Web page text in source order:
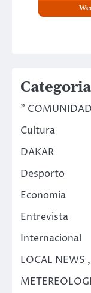
"
Cultura
DAKAR
Desporto
Economia
Entrevista
Internacional
LOCAL